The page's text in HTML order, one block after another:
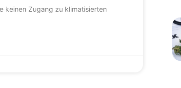
keinen Zugang zu klimatisierten